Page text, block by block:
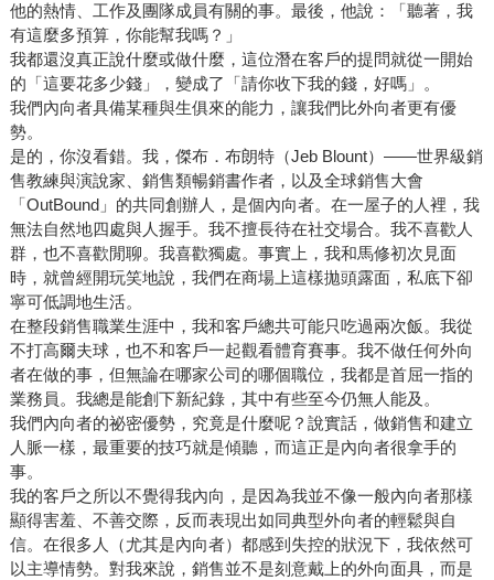
他的熱情、工作及團隊成員有關的事。最後，他說：「聽著，我
有這麼多預算，你能幫我嗎？」
我都還沒真正說什麼或做什麼，這位潛在客戶的提問就從一開始
的「這要花多少錢」，變成了「請你收下我的錢，好嗎」。
我們內向者具備某種與生俱來的能力，讓我們比外向者更有優
勢。
是的，你沒看錯。我，傑布．布朗特（Jeb Blount）——世界級銷
售教練與演說家、銷售類暢銷書作者，以及全球銷售大會
「OutBound」的共同創辦人，是個內向者。在一屋子的人裡，我
無法自然地四處與人握手。我不擅長待在社交場合。我不喜歡人
群，也不喜歡閒聊。我喜歡獨處。事實上，我和馬修初次見面
時，就曾經開玩笑地說，我們在商場上這樣拋頭露面，私底下卻
寧可低調地生活。
在整段銷售職業生涯中，我和客戶總共可能只吃過兩次飯。我從
不打高爾夫球，也不和客戶一起觀看體育賽事。我不做任何外向
者在做的事，但無論在哪家公司的哪個職位，我都是首屈一指的
業務員。我總是能創下新紀錄，其中有些至今仍無人能及。
我們內向者的祕密優勢，究竟是什麼呢？說實話，做銷售和建立
人脈一樣，最重要的技巧就是傾聽，而這正是內向者很拿手的
事。
我的客戶之所以不覺得我內向，是因為我並不像一般內向者那樣
顯得害羞、不善交際，反而表現出如同典型外向者的輕鬆與自
信。在很多人（尤其是內向者）都感到失控的狀況下，我依然可
以主導情勢。對我來說，銷售並不是刻意戴上的外向面具，而是